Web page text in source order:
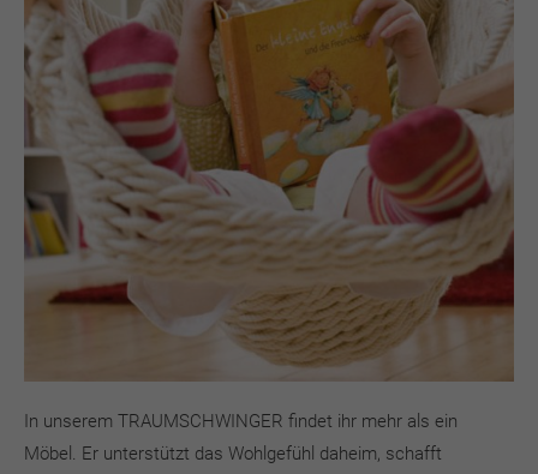
In unserem TRAUMSCHWINGER findet ihr mehr als ein
Möbel. Er unterstützt das Wohlgefühl daheim, schafft